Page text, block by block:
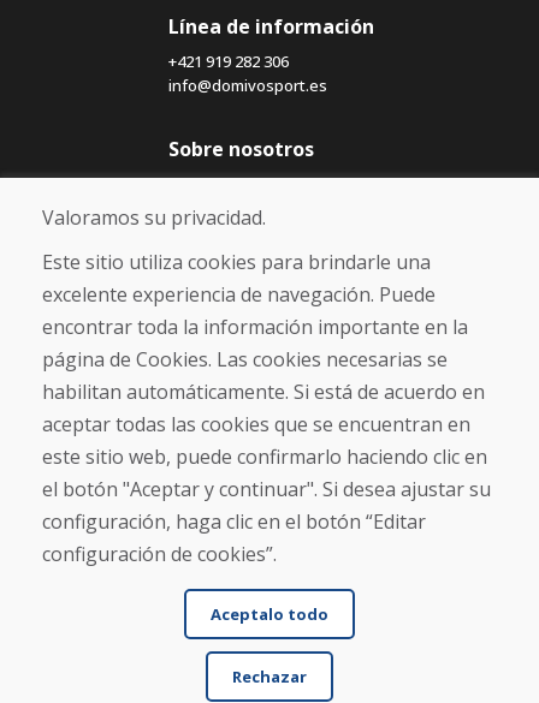
Línea de información
+421 919 282 306
info@domivosport.es
Sobre nosotros
Blog
Sobre nosotros
Comercio
Contacto
Compra
Tienda electrónica
Envío y pago
NORMAS DE RECLAMACIÓN
Devolución y cambio de mercancías
Política de privacidad
Cookies
Valoramos su privacidad.
Este sitio utiliza cookies para brindarle una
excelente experiencia de navegación. Puede
encontrar toda la información importante en la
página de Cookies. Las cookies necesarias se
habilitan automáticamente. Si está de acuerdo en
aceptar todas las cookies que se encuentran en
este sitio web, puede confirmarlo haciendo clic en
el botón "Aceptar y continuar". Si desea ajustar su
configuración, haga clic en el botón “Editar
configuración de cookies”.
Aceptalo todo
Rechazar